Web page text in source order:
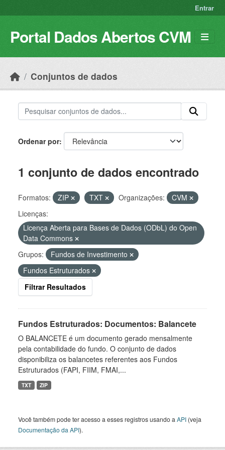
Entrar
Portal Dados Abertos CVM
Conjuntos de dados
Ordenar por
1 conjunto de dados encontrado
Formatos: ZIP TXT Organizações:
CVM
Licenças:
Licença Aberta para Bases de Dados (ODbL) do Open
Data Commons
Grupos:
Fundos de Investimento
Fundos Estruturados
Filtrar Resultados
Fundos Estruturados: Documentos: Balancete
O BALANCETE é um documento gerado mensalmente
pela contabilidade do fundo. O conjunto de dados
disponibiliza os balancetes referentes aos Fundos
Estruturados (FAPI, FIIM, FMAI,...
TXT ZIP
Você também pode ter acesso a esses registros usando a API (veja
Documentação da API).